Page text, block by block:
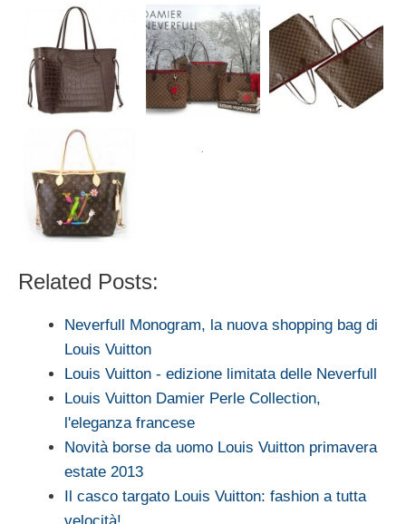
Related Posts:
Neverfull Monogram, la nuova shopping bag di
Louis Vuitton
Louis Vuitton - edizione limitata delle Neverfull
Louis Vuitton Damier Perle Collection,
l'eleganza francese
Novità borse da uomo Louis Vuitton primavera
estate 2013
Il casco targato Louis Vuitton: fashion a tutta